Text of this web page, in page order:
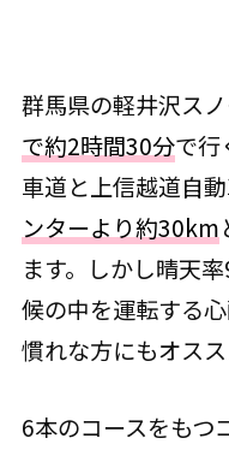
群馬県の軽井沢スノ
で約2時間30分で行
車道と上信越道自動
ンターより約30km
ます。しかし晴天
候の中を運転する
慣れな方にもオスス
6本のコースをもつ